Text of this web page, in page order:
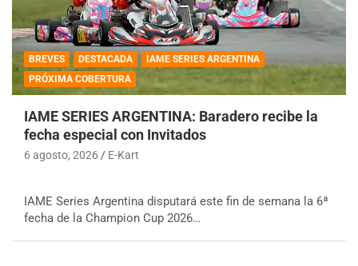
BREVES DESTACADA
IAME SERIES ARGENTINA
PRÓXIMA COBERTURA
IAME SERIES ARGENTINA: Baradero recibe la
fecha especial con Invitados
6 agosto, 2026 E-Kart
IAME Series Argentina disputará este fin de semana la 6ª
fecha de la Champion Cup 2026…